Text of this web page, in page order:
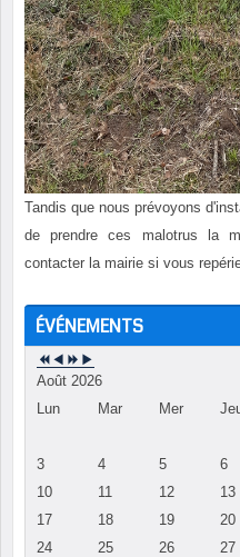
Tandis que nous prévoyons
de prendre ces malotrus la
contacter la mairie si vous
ÉVÉNEMENTS
Août 2026
Lun
Mar Mer
3
4 5 6
10
11 12 13
17
18 19 20
24
25 26 27